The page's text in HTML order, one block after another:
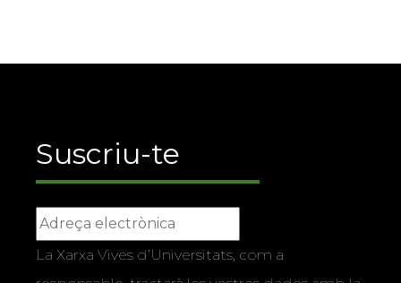
Suscriu-te
La Xarxa Vives d’Universitats, com a